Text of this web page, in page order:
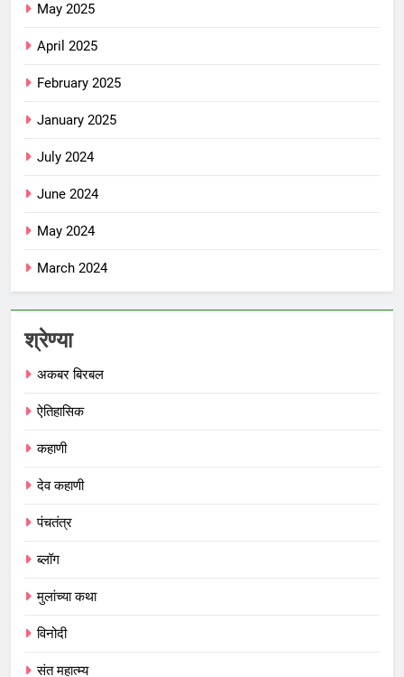
May 2025
April 2025
February 2025
January 2025
July 2024
June 2024
May 2024
March 2024
श्रेण्या
अकबर बिरबल
ऐतिहासिक
कहाणी
देव कहाणी
पंचतंत्र
ब्लॉग
मुलांच्या कथा
विनोदी
संत महात्म्य